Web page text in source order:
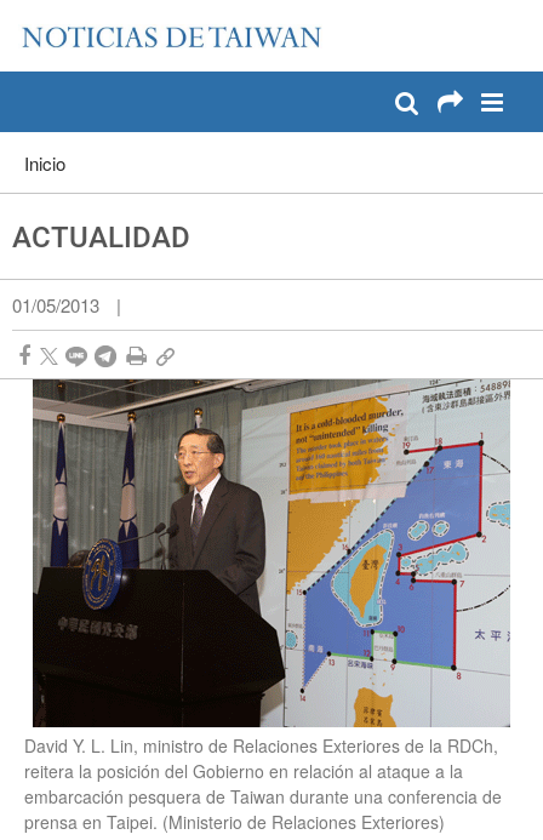
Pase a contenido principal
Inicio
ACTUALIDAD
01/05/2013 |
David Y. L. Lin, ministro de Relaciones Exteriores de la RDCh,
reitera la posición del Gobierno en relación al ataque a la
embarcación pesquera de Taiwan durante una conferencia de
prensa en Taipei. (Ministerio de Relaciones Exteriores)